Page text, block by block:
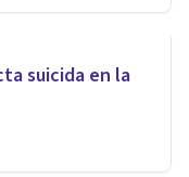
suicida en la